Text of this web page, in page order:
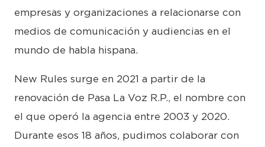
empresas y organizaciones a relacionarse con
medios de comunicación y audiencias en el
mundo de habla hispana.
New Rules surge en 2021 a partir de la
renovación de Pasa La Voz R.P., el nombre con
el que operó la agencia entre 2003 y 2020.
Durante esos 18 años, pudimos colaborar con